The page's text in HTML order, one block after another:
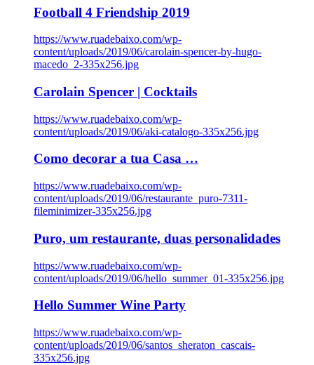
Football 4 Friendship 2019
https://www.ruadebaixo.com/wp-
content/uploads/2019/06/carolain-spencer-by-hugo-
macedo_2-335x256.jpg
Carolain Spencer | Cocktails
https://www.ruadebaixo.com/wp-
content/uploads/2019/06/aki-catalogo-335x256.jpg
Como decorar a tua Casa …
https://www.ruadebaixo.com/wp-
content/uploads/2019/06/restaurante_puro-7311-
fileminimizer-335x256.jpg
Puro, um restaurante, duas personalidades
https://www.ruadebaixo.com/wp-
content/uploads/2019/06/hello_summer_01-335x256.jpg
Hello Summer Wine Party
https://www.ruadebaixo.com/wp-
content/uploads/2019/06/santos_sheraton_cascais-
335x256.jpg